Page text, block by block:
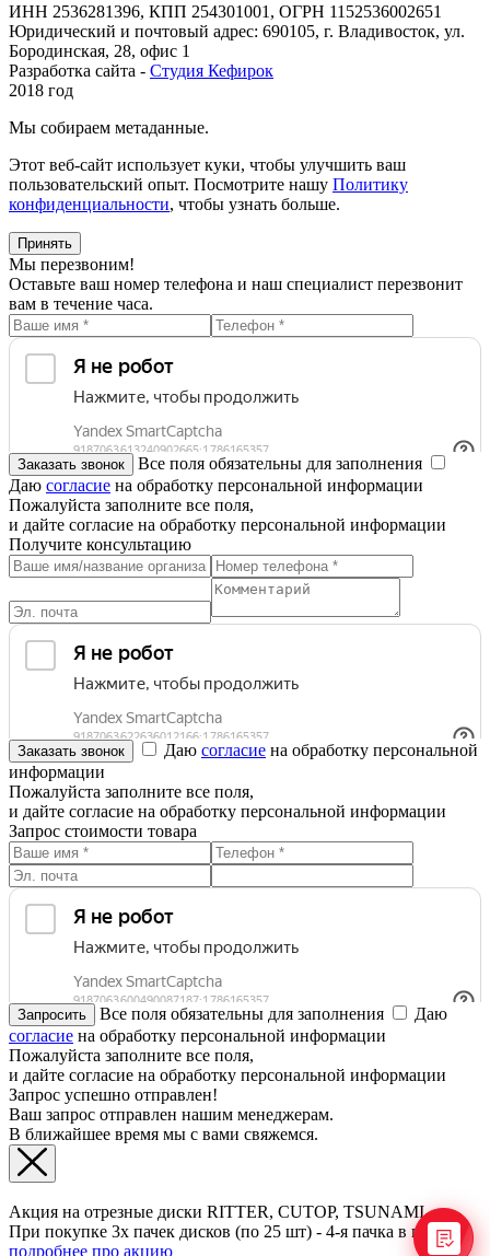
ИНН 2536281396, КПП 254301001, ОГРН 1152536002651
Юридический и почтовый адрес: 690105, г. Владивосток, ул.
Бородинская, 28, офис 1
Разработка сайта - Студия Кефирок
2018 год
Мы собираем метаданные.
Этот веб-сайт использует куки, чтобы улучшить ваш
пользовательский опыт. Посмотрите нашу Политику
конфиденциальности, чтобы узнать больше.
Принять
Мы перезвоним!
Оставьте ваш номер телефона и наш специалист перезвонит
вам в течение часа.
Все поля обязательны для заполнения
Даю согласие на обработку персональной информации
Пожалуйста заполните все поля,
и дайте согласие на обработку персональной информации
Получите консультацию
Даю согласие на обработку персональной
информации
Пожалуйста заполните все поля,
и дайте согласие на обработку персональной информации
Запрос стоимости товара
Все поля обязательны для заполнения
Даю
согласие на обработку персональной информации
Пожалуйста заполните все поля,
и дайте согласие на обработку персональной информации
Запрос успешно отправлен!
Ваш запрос отправлен нашим менеджерам.
В ближайшее время мы с вами свяжемся.
Акция на отрезные диски RITTER, CUTOP, TSUNAMI
При покупке 3х пачек дисков (по 25 шт) - 4-я пачка в подарок
подробнее про акцию